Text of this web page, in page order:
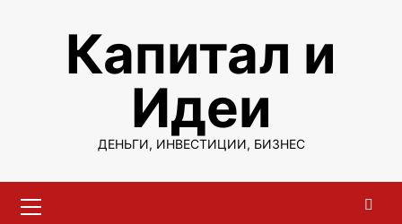
содержимомуКапитал и
Идеи
ДЕНЬГИ, ИНВЕСТИЦИИ, БИЗНЕС
меню